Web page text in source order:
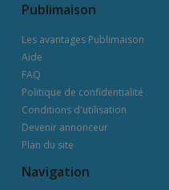
Publimaison
Les avantages Publimaison
Aide
FAQ
Politique de confidentialité
Conditions d'utilisation
Devenir annonceur
Plan du site
Navigation